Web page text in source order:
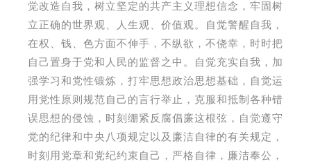
觉改造自我，树立坚定的共产主义理想信念，牢固树
立正确的世界观、人生观、价值观。自觉警醒自我，
在权、钱、色方面不伸手，不纵欲，不侥幸，时时把
自己置身于党和人民的监督之中。自觉充实自我，加
强学习和党性锻炼，打牢思想政治思想基础，自觉运
用党性原则规范自己的言行举止，克服和抵制各种错
误思想的侵蚀，时刻绷紧反腐倡廉这根弦，自觉遵守
党的纪律和中央八项规定以及廉洁自律的有关规定，
时刻用党章和党纪约束自己，严格自律，廉洁奉公，